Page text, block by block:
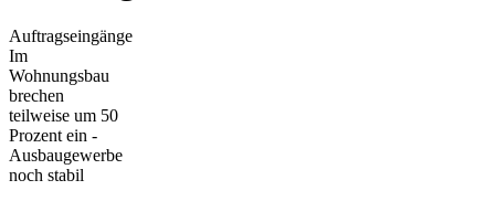
Auftragseingänge
Im
Wohnungsbau
brechen
teilweise um 50
Prozent ein -
Ausbaugewerbe
noch stabil